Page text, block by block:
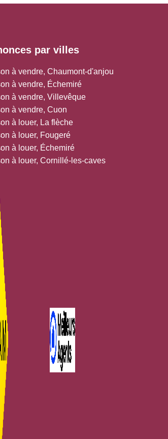
par villes
à vendre, Chaumont-d'anjou
à vendre, Échemiré
à vendre, Villevêque
à vendre, Cuon
à louer, La flèche
à louer, Fougeré
à louer, Échemiré
à louer, Cornillé-les-caves